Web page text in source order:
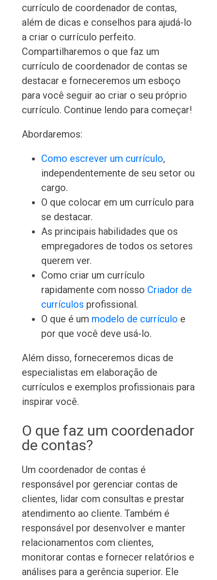
currículo de coordenador de contas,
além de dicas e conselhos para ajudá-lo
a criar o currículo perfeito.
Compartilharemos o que faz um
currículo de coordenador de contas se
destacar e forneceremos um esboço
para você seguir ao criar o seu próprio
currículo. Continue lendo para começar!
Abordaremos:
Como escrever um currículo,
independentemente de seu setor ou
cargo.
O que colocar em um currículo para
se destacar.
As principais habilidades que os
empregadores de todos os setores
querem ver.
Como criar um currículo
rapidamente com nosso Criador de
currículos profissional.
O que é um modelo de currículo e
por que você deve usá-lo.
Além disso, forneceremos dicas de
especialistas em elaboração de
currículos e exemplos profissionais para
inspirar você.
O que faz um coordenador
de contas?
Um coordenador de contas é
responsável por gerenciar contas de
clientes, lidar com consultas e prestar
atendimento ao cliente. Também é
responsável por desenvolver e manter
relacionamentos com clientes,
monitorar contas e fornecer relatórios e
análises para a gerência superior. Ele